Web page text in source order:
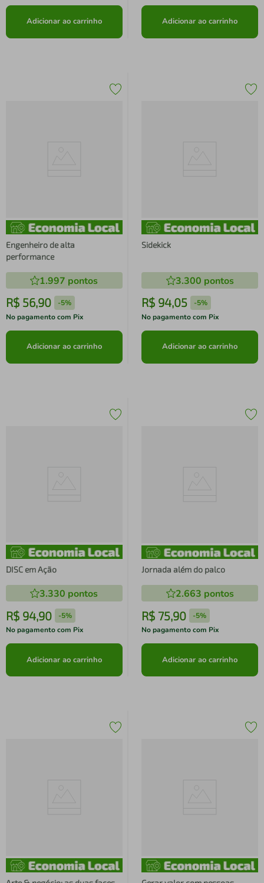
Adicionar ao carrinho Adicionar ao carrinho
Engenheiro de alta
performance
1.997 pontos
R$ 56,90 -5%
No pagamento com Pix
Adicionar ao carrinho
Sidekick
3.300 pontos
R$ 94,05 -5%
No pagamento com Pix
Adicionar ao carrinho
DISC em Ação
3.330 pontos
R$ 94,90 -5%
No pagamento com Pix
Adicionar ao carrinho
Jornada além do palco
2.663 pontos
R$ 75,90 -5%
No pagamento com Pix
Adicionar ao carrinho